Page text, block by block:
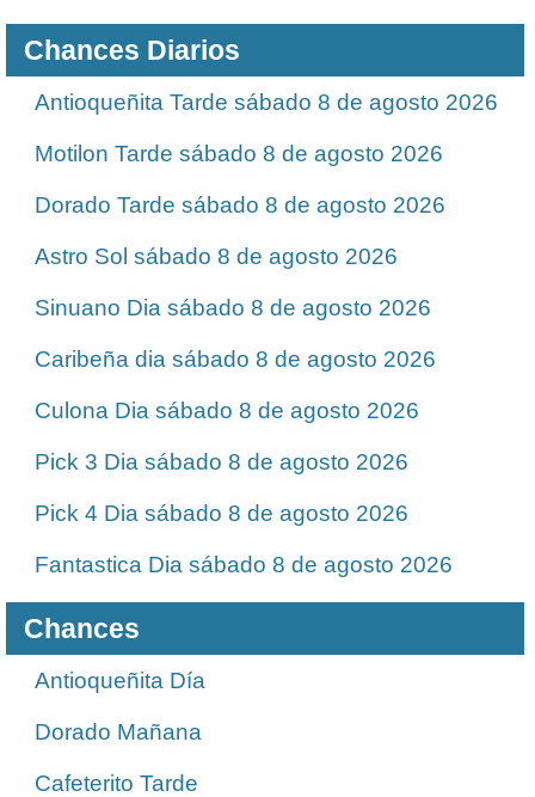
Chances Diarios
Antioqueñita Tarde sábado 8 de agosto 2026
Motilon Tarde sábado 8 de agosto 2026
Dorado Tarde sábado 8 de agosto 2026
Astro Sol sábado 8 de agosto 2026
Sinuano Dia sábado 8 de agosto 2026
Caribeña dia sábado 8 de agosto 2026
Culona Dia sábado 8 de agosto 2026
Pick 3 Dia sábado 8 de agosto 2026
Pick 4 Dia sábado 8 de agosto 2026
Fantastica Dia sábado 8 de agosto 2026
Chances
Antioqueñita Día
Dorado Mañana
Cafeterito Tarde